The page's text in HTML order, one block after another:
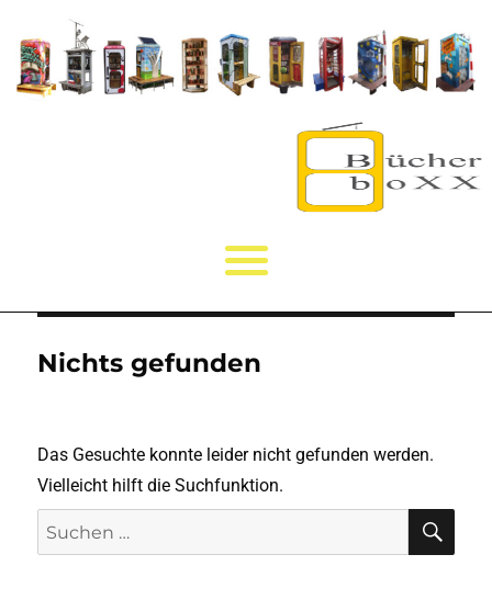
Nichts gefunden
Das Gesuchte konnte leider nicht gefunden werden.
Vielleicht hilft die Suchfunktion.